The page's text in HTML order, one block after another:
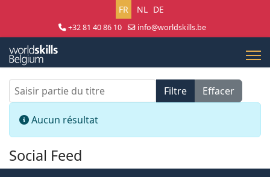
Sélectionnez votre langue
FR NL DE
+32 81 40 86 10
info@worldskills.be
Saisir partie du titre Filtre
Effacer
Info
Aucun résultat
Social Feed